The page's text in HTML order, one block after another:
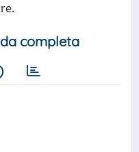
completa